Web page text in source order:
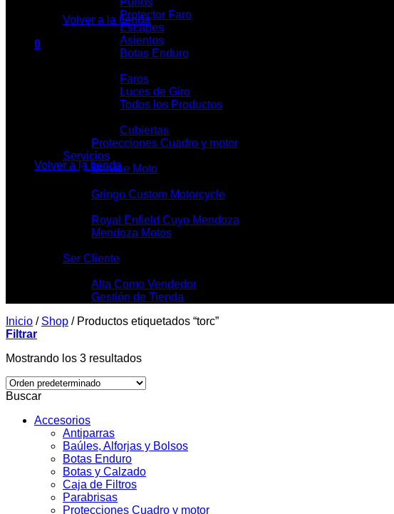
Volver a la tienda
0
No hay productos en el carrito.
Volver a la tienda
Protector Faro
Escapes
Asientos
Botas Enduro
Faros
Luces de Giro
Todos los Productos
Cubiertas
Protecciones Cuadro y motor
Servicios
Service Moto
Gringo Custom Motorcycle
Royal Enfield Cuyo Mendoza
Mendoza Motos
Ser Cliente
Alta Como Vendedor
Gestión de Tienda
Inicio / Shop /Productos etiquetados “torc”
Filtrar
Mostrando los 3 resultados
Buscar
Accesorios
Antiparras
Baúles, Alforjas y Bolsos
Botas Enduro
Botas y Calzado
Caja de Filtros
Parabrisas
Protecciones Cuadro y motor